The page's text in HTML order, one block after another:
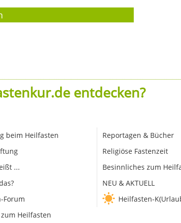
entdecken?
beim Heilfasten
...
Forum
Heilfasten
Reportagen & Bücher
Religiöse Fastenzeit
Besinnliches zum
NEU & AKTUELL
Heilfasten-